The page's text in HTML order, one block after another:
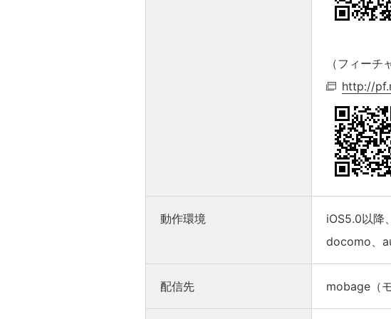
（フィーチ
http://
動作環境
iOS5.0以降
docomo、
配信先 mobage（